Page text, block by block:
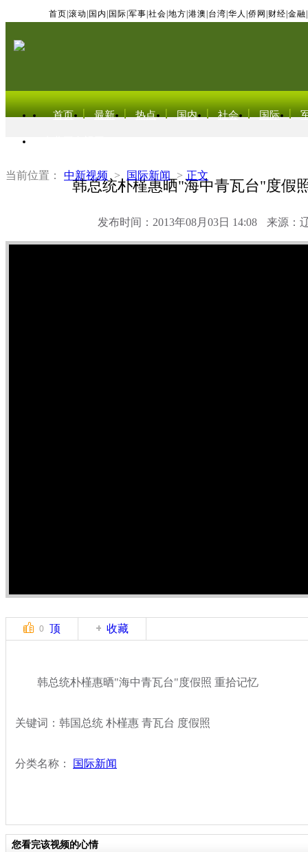
首页 滚动 国内 国际 军事 社会 地方 港澳 台湾 华人 侨网 财经 金融
首页 最新 热点 国内 社会 国际
当前位置： 中新视频 > 国际新闻 > 正文
韩总统朴槿惠晒"海中青瓦台"度假
发布时间：2013年08月03日 14:08 来源：
0 顶 收藏
韩总统朴槿惠晒"海中青瓦台"度假照 重拾记忆
关键词：韩国总统 朴槿惠 青瓦台 度假照
分类名称： 国际新闻
您看完该视频的心情